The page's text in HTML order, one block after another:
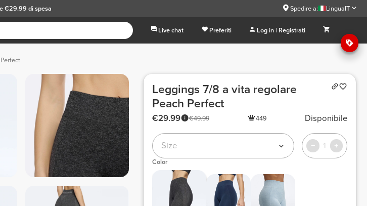
€29.99 di spesa Spedire a: LinguaIT
Live chat Preferiti Log in | Registrati
Leggings 7/8 a vita regolare
Peach Perfect
€49.99
€29.99 449 Disponibile
Size 1
Color